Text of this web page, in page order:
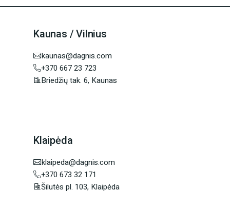
Kaunas / Vilnius
kaunas@dagnis.com
+370 667 23 723
Briedžių tak. 6, Kaunas
Klaipėda
klaipeda@dagnis.com
+370 673 32 171
Šilutės pl. 103, Klaipėda